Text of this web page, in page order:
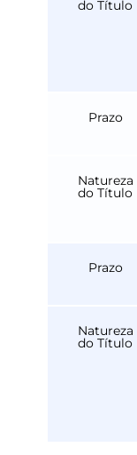
do Título
Prazo
Natureza
do Título
Prazo
Natureza
do Título